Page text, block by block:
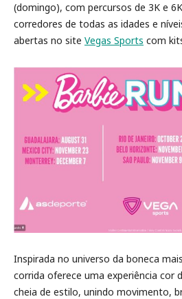
(domingo), com percursos de 3K e
corredores de todas as idades e
abertas no site Vegas Sports com
Inspirada no universo da boneca
corrida oferece uma experiência cor
cheia de estilo, unindo movimento,